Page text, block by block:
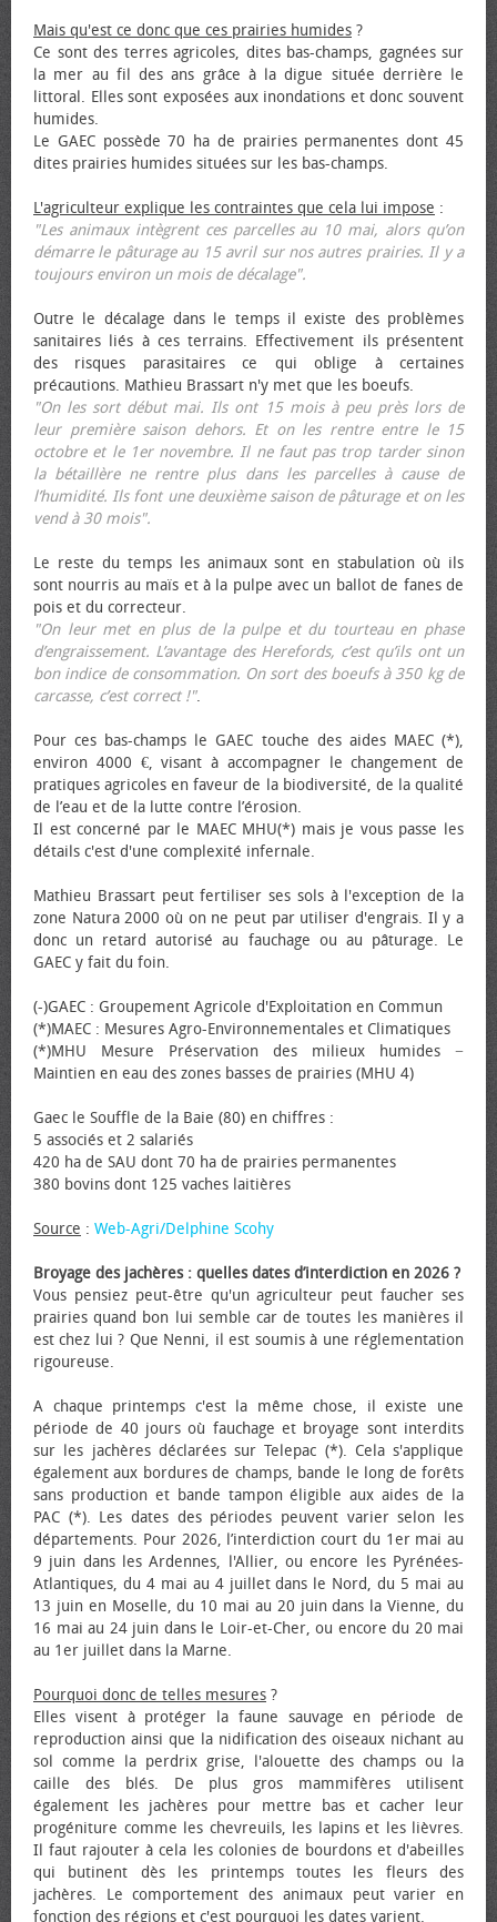
Mais qu'est ce donc que ces prairies humides ?
Ce sont des terres agricoles, dites bas-champs, gagnées sur
la mer au fil des ans grâce à la digue située derrière le
littoral. Elles sont exposées aux inondations et donc souvent
humides.
Le GAEC possède 70 ha de prairies permanentes dont 45
dites prairies humides situées sur les bas-champs.
L'agriculteur explique les contraintes que cela lui impose :
"Les animaux intègrent ces parcelles au 10 mai, alors qu’on
démarre le pâturage au 15 avril sur nos autres prairies. Il y a
toujours environ un mois de décalage".
Outre le décalage dans le temps il existe des problèmes
sanitaires liés à ces terrains. Effectivement ils présentent
des risques parasitaires ce qui oblige à certaines
précautions. Mathieu Brassart n'y met que les bœufs.
"On les sort début mai. Ils ont 15 mois à peu près lors de
leur première saison dehors. Et on les rentre entre le 15
octobre et le 1er novembre. Il ne faut pas trop tarder sinon
la bétaillère ne rentre plus dans les parcelles à cause de
l’humidité. Ils font une deuxième saison de pâturage et on les
vend à 30 mois".
Le reste du temps les animaux sont en stabulation où ils
sont nourris au maïs et à la pulpe avec un ballot de fanes de
pois et du correcteur.
"On leur met en plus de la pulpe et du tourteau en phase
d’engraissement. L’avantage des Herefords, c’est qu’ils ont un
bon indice de consommation. On sort des bœufs à 350 kg de
carcasse, c’est correct !".
Pour ces bas-champs le GAEC touche des aides MAEC (*),
environ 4000 €, visant à accompagner le changement de
pratiques agricoles en faveur de la biodiversité, de la qualité
de l’eau et de la lutte contre l’érosion.
Il est concerné par le MAEC MHU(*) mais je vous passe les
détails c'est d'une complexité infernale.
Mathieu Brassart peut fertiliser ses sols à l'exception de la
zone Natura 2000 où on ne peut par utiliser d'engrais. Il y a
donc un retard autorisé au fauchage ou au pâturage. Le
GAEC y fait du foin.
(-)GAEC : Groupement Agricole d'Exploitation en Commun
(*)MAEC : Mesures Agro-Environnementales et Climatiques
(*)MHU Mesure Préservation des milieux humides −
Maintien en eau des zones basses de prairies (MHU 4)
Gaec le Souffle de la Baie (80) en chiffres :
5 associés et 2 salariés
420 ha de SAU dont 70 ha de prairies permanentes
380 bovins dont 125 vaches laitières
Source : Web-Agri/Delphine Scohy
Broyage des jachères : quelles dates d’interdiction en 2026 ?
Vous pensiez peut-être qu'un agriculteur peut faucher ses
prairies quand bon lui semble car de toutes les manières il
est chez lui ? Que Nenni, il est soumis à une réglementation
rigoureuse.
A chaque printemps c'est la même chose, il existe une
période de 40 jours où fauchage et broyage sont interdits
sur les jachères déclarées sur Telepac (*). Cela s'applique
également aux bordures de champs, bande le long de forêts
sans production et bande tampon éligible aux aides de la
PAC (*). Les dates des périodes peuvent varier selon les
départements. Pour 2026, l’interdiction court du 1er mai au
9 juin dans les Ardennes, l'Allier, ou encore les Pyrénées-
Atlantiques, du 4 mai au 4 juillet dans le Nord, du 5 mai au
13 juin en Moselle, du 10 mai au 20 juin dans la Vienne, du
16 mai au 24 juin dans le Loir-et-Cher, ou encore du 20 mai
au 1er juillet dans la Marne.
Pourquoi donc de telles mesures ?
Elles visent à protéger la faune sauvage en période de
reproduction ainsi que la nidification des oiseaux nichant au
sol comme la perdrix grise, l'alouette des champs ou la
caille des blés. De plus gros mammifères utilisent
également les jachères pour mettre bas et cacher leur
progéniture comme les chevreuils, les lapins et les lièvres.
Il faut rajouter à cela les colonies de bourdons et d'abeilles
qui butinent dès les printemps toutes les fleurs des
jachères. Le comportement des animaux peut varier en
fonction des régions et c'est pourquoi les dates varient.